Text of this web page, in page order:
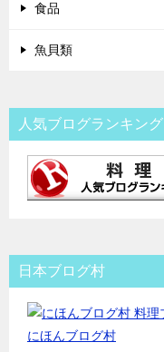
食品
魚貝類
人気ブログランキング
日本ブログ村
にほんブログ村